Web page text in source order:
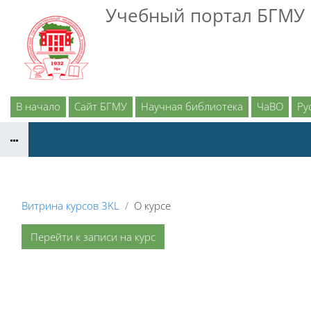
Перейти к основному содержаниюУчебный портал БГМУ
В начало Сайт БГМУ Научная библиотека ЧаВО
Витрина курсов 3KL О курсе
Перейти к записи на курс